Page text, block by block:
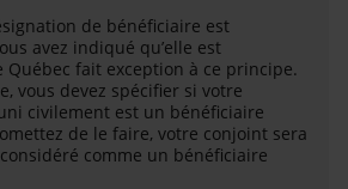
de bénéficiaire est
avez indiqué qu’elle est
Québec fait exception à ce principe.
vous devez spécifier si votre
civilement est un bénéficiaire
de le faire, votre conjoint sera
comme un bénéficiaire